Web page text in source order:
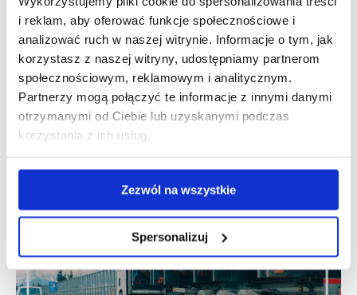
i reklam, aby oferować funkcje społecznościowe i
analizować ruch w naszej witrynie. Informacje o tym, jak
korzystasz z naszej witryny, udostępniamy partnerom
społecznościowym, reklamowym i analitycznym.
Partnerzy mogą połączyć te informacje z innymi danymi
otrzymanymi od Ciebie lub uzyskanymi podczas
korzystania z ich usług.
Zezwól na wszystkie
Spersonalizuj
poszukiwanie dodatkowych kosztów dla pracodawcy może
okazać się nieco zgubne.
Pamiętajmy: jeśli określimy diety pracownikowi
zatrudnionemu na poziomie wyższym niż te, które
są określone w rozporządzeniu, to od wartości powyżej
pełnej diety będziemy musieli zapłacić podatek.
Zostało to bardzo dobrze opisane w piśmie z dnia 10